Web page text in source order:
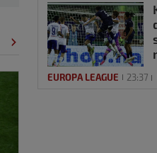
EUROPA LEAGUE 23:37